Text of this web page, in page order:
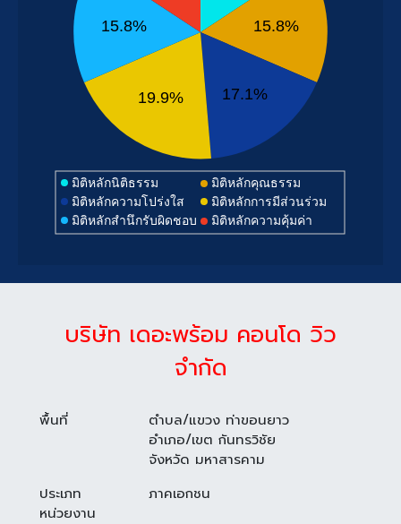
มิติหลักนิติธรรม มิติหลักคุณธรรม
มิติหลักความโปร่งใส
มิติหลักการมีส่วนร่วม
มิติหลักสำนึกรับผิดชอบ
มิติหลักความคุ้มค่า
15.8%
17.1%
19.9%
15.8%
บริษัท เดอะพร้อม คอนโด วิว
จำกัด
พื้นที่
ตำบล/แขวง ท่าขอนยาว
อำเภอ/เขต กันทรวิชัย
จังหวัด มหาสารคาม
ประเภท
หน่วยงาน
ภาคเอกชน